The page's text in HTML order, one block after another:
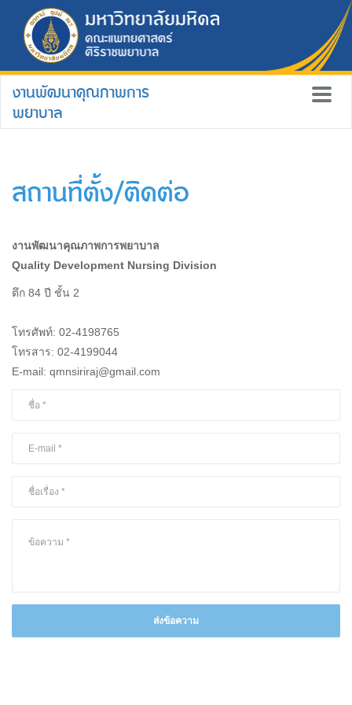
งานพัฒนาคุณภาพการ
พยาบาล
สถานที่ตั้ง/ติดต่อ
งานพัฒนาคุณภาพการพยาบาล
Quality Development Nursing Division
ตึก 84 ปี ชั้น 2
โทรศัพท์: 02-4198765
โทรสาร: 02-4199044
E-mail: qmnsiriraj@gmail.com
ส่งข้อความ